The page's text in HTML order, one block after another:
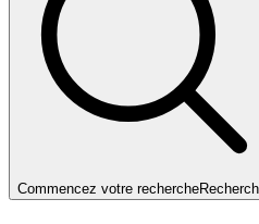
Commencez votre recherche